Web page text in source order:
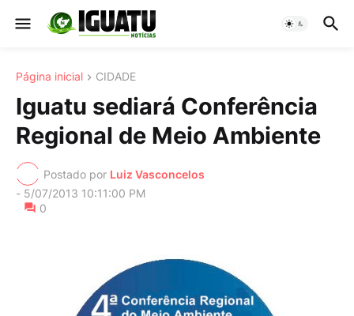
Página inicial CIDADE
Iguatu sediará Conferência
Regional de Meio Ambiente
Postado por Luiz Vasconcelos
- 5/07/2013 10:11:00 PM
0